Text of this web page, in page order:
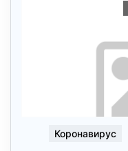
Коронавирус